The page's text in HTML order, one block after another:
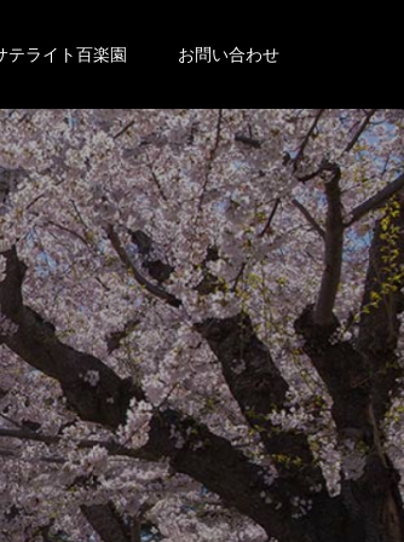
テライト百楽園 お問い合わせ